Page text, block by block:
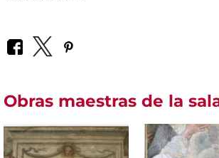
Obras maestras de la